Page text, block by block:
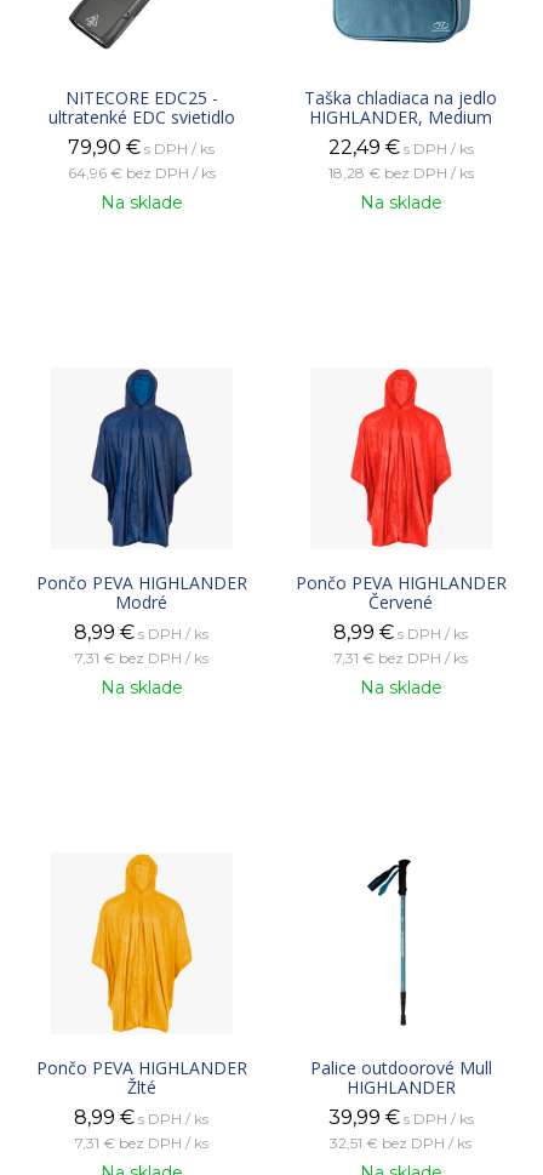
NITECORE EDC25 -
ultratenké EDC svietidlo
79,90 € s DPH / ks
64,96 € bez DPH / ks
Na sklade
Taška chladiaca na jedlo
HIGHLANDER, Medium
22,49 € s DPH / ks
18,28 € bez DPH / ks
Na sklade
Pončo PEVA HIGHLANDER
Modré
8,99 € s DPH / ks
7,31 € bez DPH / ks
Na sklade
Pončo PEVA HIGHLANDER
Červené
8,99 € s DPH / ks
7,31 € bez DPH / ks
Na sklade
Pončo PEVA HIGHLANDER
Žlté
8,99 € s DPH / ks
7,31 € bez DPH / ks
Palice outdoorové Mull
HIGHLANDER
39,99 € s DPH / ks
32,51 € bez DPH / ks